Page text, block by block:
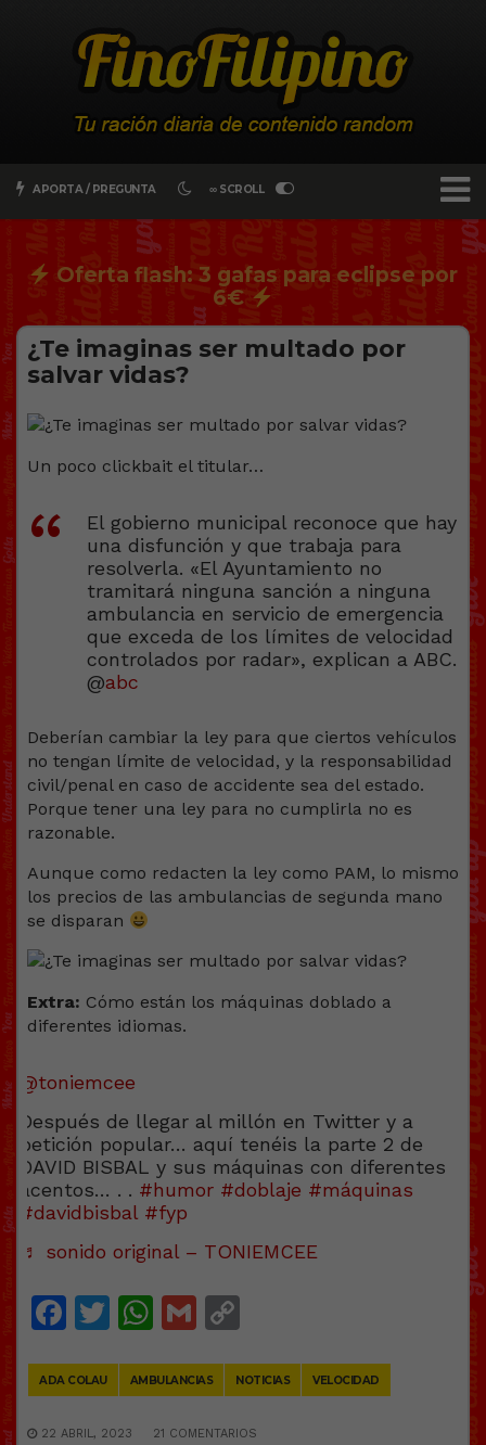
APORTA / PREGUNTA ∞ SCROLL
Oferta flash: 3 gafas para eclipse por
6€
¿Te imaginas ser multado por
salvar vidas?
Un poco clickbait el titular…
El gobierno municipal reconoce que hay
una disfunción y que trabaja para
resolverla. «El Ayuntamiento no
tramitará ninguna sanción a ninguna
ambulancia en servicio de emergencia
que exceda de los límites de velocidad
controlados por radar», explican a ABC.
@abc
Deberían cambiar la ley para que ciertos vehículos
no tengan límite de velocidad, y la responsabilidad
civil/penal en caso de accidente sea del estado.
Porque tener una ley para no cumplirla no es
razonable.
Aunque como redacten la ley como PAM, lo mismo
los precios de las ambulancias de segunda mano
se disparan
Extra: Cómo están los máquinas doblado a
diferentes idiomas.
@toniemcee
Después de llegar al millón en Twitter y a
petición popular… aquí tenéis la parte 2 de
DAVID BISBAL y sus máquinas con diferentes
acentos… . . #humor #doblaje #máquinas
#davidbisbal #fyp
♬ sonido original – TONIEMCEE
Facebook
Twitter
WhatsApp
Gmail
ADA COLAU AMBULANCIAS NOTICIAS VELOCIDAD
22 ABRIL, 2023 21 COMENTARIOS